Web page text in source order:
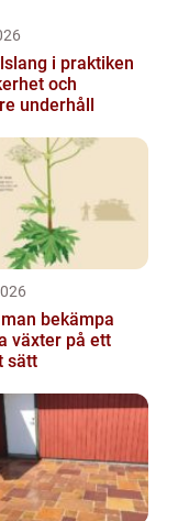
i praktiken
och
underhåll
bekämpa
växter på ett
sätt